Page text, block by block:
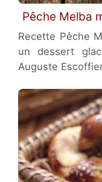
Pêche Melba
Recette Pêche
un dessert
Auguste